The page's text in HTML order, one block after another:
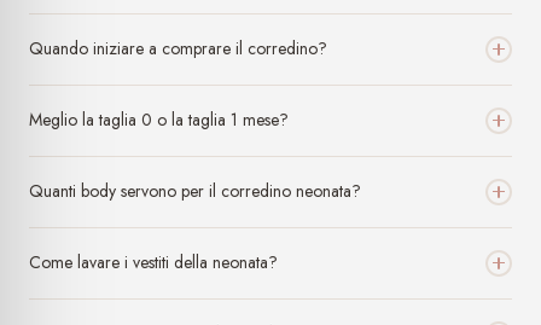
Quando iniziare a comprare il corredino?
Meglio la taglia 0 o la taglia 1 mese?
Quanti body servono per il corredino neonata?
Come lavare i vestiti della neonata?